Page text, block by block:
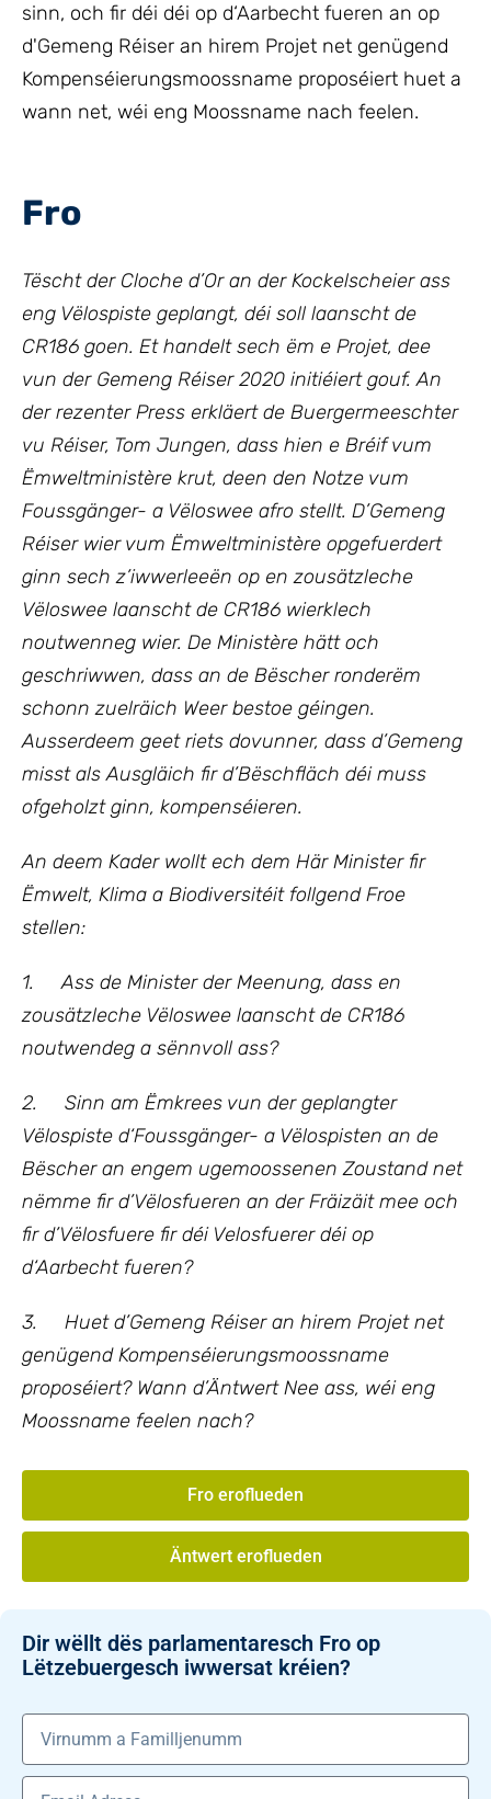
sinn, och fir déi déi op d‘Aarbecht fueren an op
d'Gemeng Réiser an hirem Projet net genügend
Kompenséierungsmoossname proposéiert huet a
wann net, wéi eng Moossname nach feelen.
Fro
Tëscht der Cloche d’Or an der Kockelscheier ass
eng Vëlospiste geplangt, déi soll laanscht de
CR186 goen. Et handelt sech ëm e Projet, dee
vun der Gemeng Réiser 2020 initiéiert gouf. An
der rezenter Press erkläert de Buergermeeschter
vu Réiser, Tom Jungen, dass hien e Bréif vum
Ëmweltministère krut, deen den Notze vum
Foussgänger- a Vëloswee afro stellt. D’Gemeng
Réiser wier vum Ëmweltministère opgefuerdert
ginn sech z’iwwerleeën op en zousätzleche
Vëloswee laanscht de CR186 wierklech
noutwenneg wier. De Ministère hätt och
geschriwwen, dass an de Bëscher ronderëm
schonn zuelräich Weer bestoe géingen.
Ausserdeem geet riets dovunner, dass d’Gemeng
misst als Ausgläich fir d’Bëschfläch déi muss
ofgeholzt ginn, kompenséieren.
An deem Kader wollt ech dem Här Minister fir
Ëmwelt, Klima a Biodiversitéit follgend Froe
stellen:
1.
Ass de Minister der Meenung, dass en
zousätzleche Vëloswee laanscht de CR186
noutwendeg a sënnvoll ass?
2.
Sinn am Ëmkrees vun der geplangter
Vëlospiste d‘Foussgänger- a Vëlospisten an de
Bëscher an engem ugemoossenen Zoustand net
nëmme fir d’Vëlosfueren an der Fräizäit mee och
fir d’Vëlosfuere fir déi Velosfuerer déi op
d‘Aarbecht fueren?
3.
Huet d’Gemeng Réiser an hirem Projet net
genügend Kompenséierungsmoossname
proposéiert? Wann d’Äntwert Nee ass, wéi eng
Moossname feelen nach?
Fro eroflueden
Äntwert eroflueden
Dir wëllt dës parlamentaresch Fro op
Lëtzebuergesch iwwersat kréien?